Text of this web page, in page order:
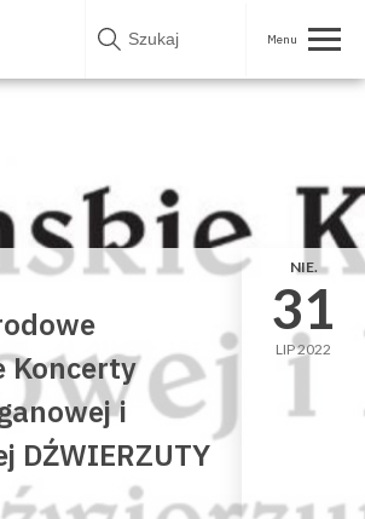
Koncerty
i
DŹWIERZUTY
NIE.
31
LIP 2022